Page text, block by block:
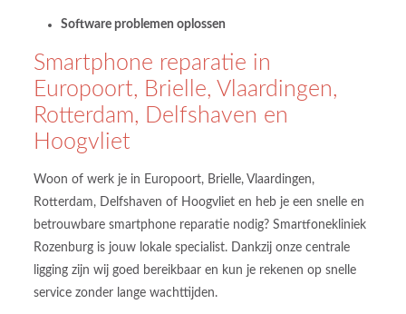
Software problemen oplossen
Smartphone reparatie in
Europoort, Brielle, Vlaardingen,
Rotterdam, Delfshaven en
Hoogvliet
Woon of werk je in Europoort, Brielle, Vlaardingen,
Rotterdam, Delfshaven of Hoogvliet en heb je een snelle en
betrouwbare smartphone reparatie nodig? Smartfonekliniek
Rozenburg is jouw lokale specialist. Dankzij onze centrale
ligging zijn wij goed bereikbaar en kun je rekenen op snelle
service zonder lange wachttijden.